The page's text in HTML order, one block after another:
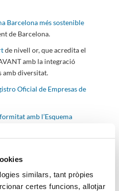
similars, tant pròpies
certes funcions, allotjar
Barcelona més sostenible
de Barcelona.
de nivell or, que acredita el
amb la integració
amb diversitat.
Oficial de Empresas de
amb l’Esquema
(Associació +Responsables